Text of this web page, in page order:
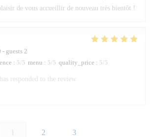
de vous accueillir de nouveau très bientôt !
- guests 2
: 5/5 menu : 5/5 quality_price : 5/5
has responded to the review
1 2 3